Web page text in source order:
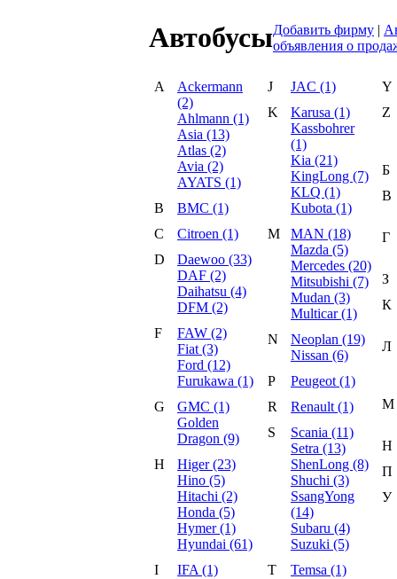
АвтобусыДобавить фирму |
объявления о
A
Ackermann
(2)
Ahlmann (1)
Asia (13)
Atlas (2)
Avia (2)
AYATS (1)
B
BMC (1)
C
Citroen (1)
D
Daewoo (33)
DAF (2)
Daihatsu (4)
DFM (2)
F
FAW (2)
Fiat (3)
Ford (12)
Furukawa (1)
G
GMC (1)
Golden
Dragon (9)
H
Higer (23)
Hino (5)
Hitachi (2)
Honda (5)
Hymer (1)
Hyundai (61)
I
IFA (1)
J
JAC (1)
K
Karusa (1)
Kassbohrer
(1)
Kia (21)
KingLong (7)
KLQ (1)
Kubota (1)
M
MAN (18)
Mazda (5)
Mercedes (20)
Mitsubishi (7)
Mudan (3)
Multicar (1)
N
Neoplan (19)
Nissan (6)
P
Peugeot (1)
R
Renault (1)
S
Scania (11)
Setra (13)
ShenLong (8)
Shuchi (3)
SsangYong
(14)
Subaru (4)
Suzuki (5)
T
Temsa (1)
Y
Z
Б
В
Г
З
К
Л
М
Н
П
У